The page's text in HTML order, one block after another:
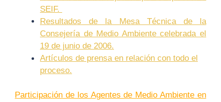
SEIF.
Resultados de la Mesa Técnica de la
Consejería de Medio Ambiente celebrada el
19 de junio de 2006.
Artículos de prensa en relación con todo el
proceso.
Participación de los Agentes de Medio Ambiente en